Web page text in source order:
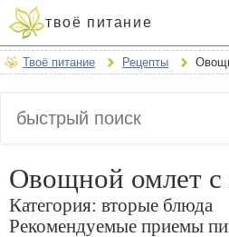
твоё питание
Твоё питание Рецепты
Овощной омлет
Категория: вторые блюда
Рекомендуемые приемы